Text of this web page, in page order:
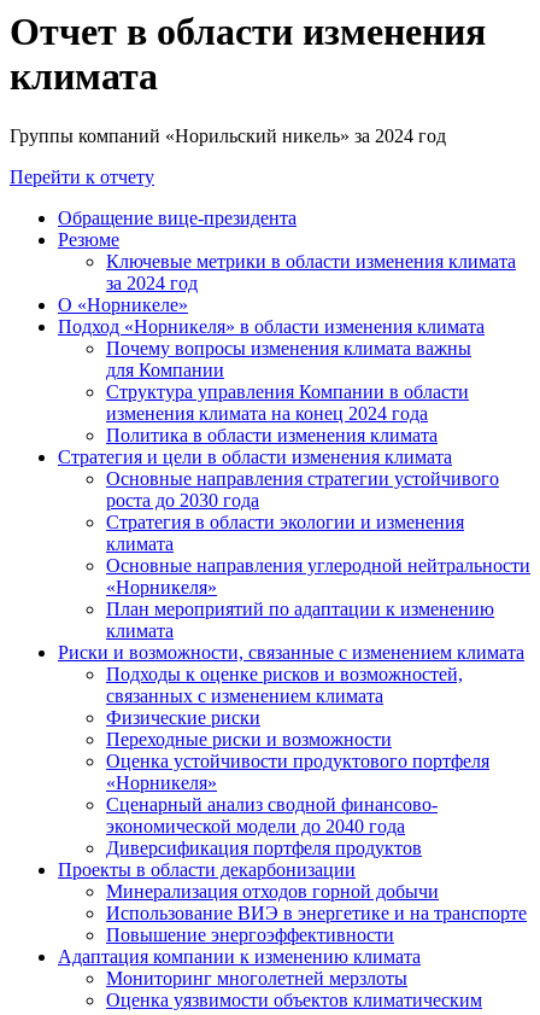
Отчет в области изменения
климата
Группы компаний «Норильский никель» за 2024 год
Перейти к отчету
Обращение вице-президента
Резюме
Ключевые метрики в области изменения климата
за 2024 год
О «Норникеле»
Подход «Норникеля» в области изменения климата
Почему вопросы изменения климата важны
для Компании
Структура управления Компании в области
изменения климата на конец 2024 года
Политика в области изменения климата
Стратегия и цели в области изменения климата
Основные направления стратегии устойчивого
роста до 2030 года
Стратегия в области экологии и изменения
климата
Основные направления углеродной нейтральности
«Норникеля»
План мероприятий по адаптации к изменению
климата
Риски и возможности, связанные с изменением климата
Подходы к оценке рисков и возможностей,
связанных с изменением климата
Физические риски
Переходные риски и возможности
Оценка устойчивости продуктового портфеля
«Норникеля»
Сценарный анализ сводной финансово-
экономической модели до 2040 года
Диверсификация портфеля продуктов
Проекты в области декарбонизации
Минерализация отходов горной добычи
Использование ВИЭ в энергетике и на транспорте
Повышение энергоэффективности
Адаптация компании к изменению климата
Мониторинг многолетней мерзлоты
Оценка уязвимости объектов климатическим